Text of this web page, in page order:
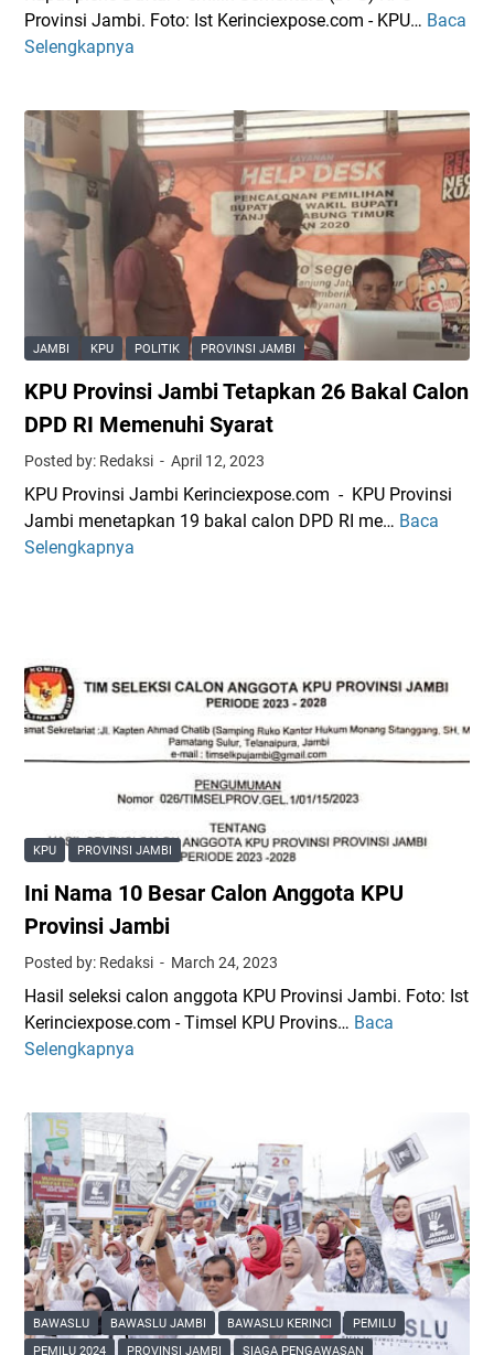
P
r
i
n
a
b
i
T
r
p
i
l
h
r
j
n
g
r
i
n
i
J
a
b
i
t
1
K
r
s
i
Provinsi Jambi. Foto: Ist Kerinciexpose.com - KPU… Baca
Selengkapnya
D
e
m
u
2
4
d
i
J
m
b
i
t
P
e
l
i
h
JAMBI KPU POLITIK PROVINSI JAMBI
KPU Provinsi Jambi Tetapkan 26 Bakal Calon
DPD RI Memenuhi Syarat
Posted by: Redaksi April 12, 2023
KPU Provinsi Jambi Kerinciexpose.com - KPU Provinsi
Jambi menetapkan 19 bakal calon DPD RI me… Baca
Selengkapnya
K
v
n
s
a
m
b
i
e
t
a
n
2
6
B
a
k
a
l
C
KPU PROVINSI JAMBI
Ini Nama 10 Besar Calon Anggota KPU
Provinsi Jambi
Posted by: Redaksi March 24, 2023
Hasil seleksi calon anggota KPU Provinsi Jambi. Foto: Ist
Kerinciexpose.com - Timsel KPU Provins… Baca
Selengkapnya
I
a
m
a
1
0
B
e
s
a
BAWASLU BAWASLU JAMBI BAWASLU KERINCI
PEMILU
PEMILU 2024
PROVINSI JAMBI SIAGA PENGAWASAN